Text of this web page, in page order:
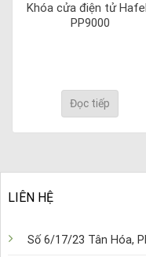
Khóa cửa điện tử
PP9000
Đọc tiếp
LIÊN HỆ
Số 6/17/23 Tân Hóa,